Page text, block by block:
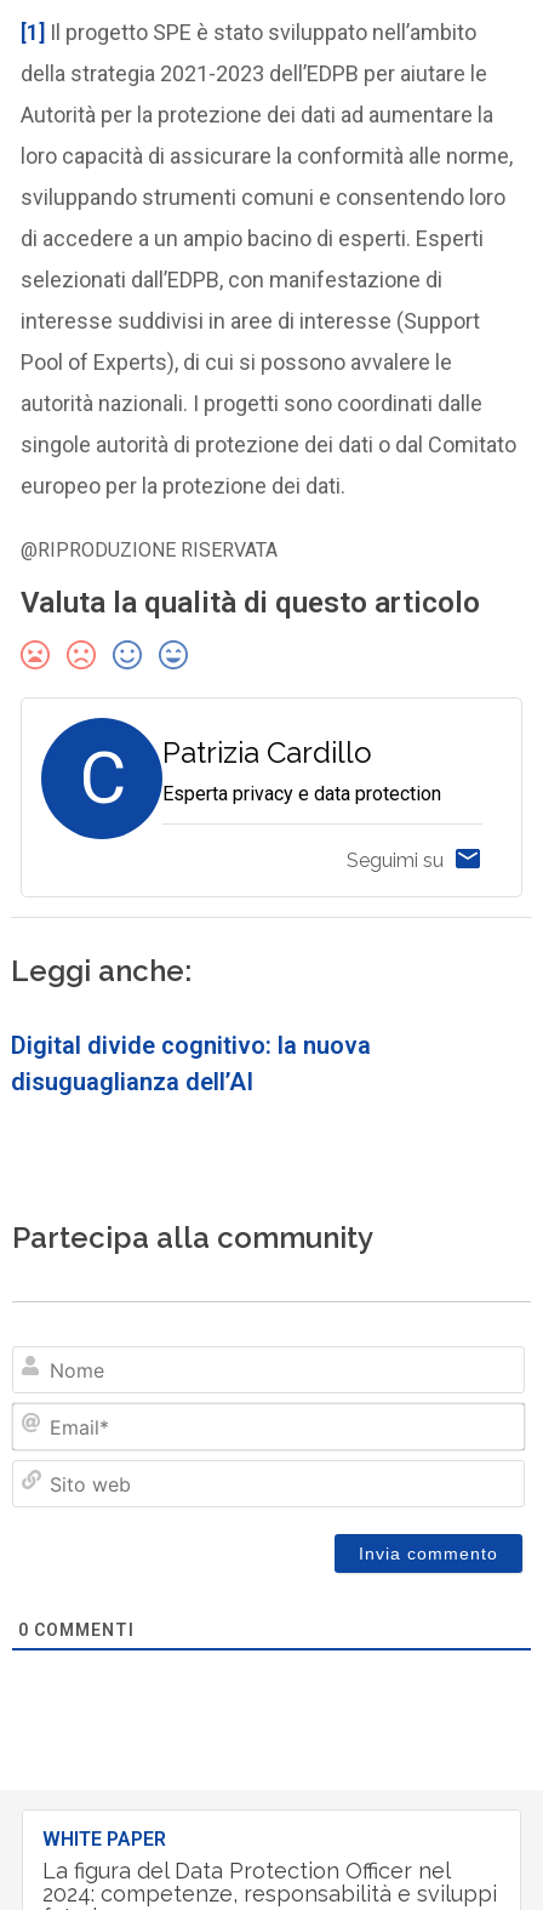
[1] Il progetto SPE è stato sviluppato nell’ambito
della strategia 2021-2023 dell’EDPB per aiutare le
Autorità per la protezione dei dati ad aumentare la
loro capacità di assicurare la conformità alle norme,
sviluppando strumenti comuni e consentendo loro
di accedere a un ampio bacino di esperti. Esperti
selezionati dall’EDPB, con manifestazione di
interesse suddivisi in aree di interesse (Support
Pool of Experts), di cui si possono avvalere le
autorità nazionali. I progetti sono coordinati dalle
singole autorità di protezione dei dati o dal Comitato
europeo per la protezione dei dati.
@RIPRODUZIONE RISERVATA
Valuta la qualità di questo articolo
C Patrizia Cardillo
Esperta privacy e data protection
Seguimi su
Leggi anche:
Digital divide cognitivo: la nuova
disuguaglianza dell’AI
Partecipa alla community
0 COMMENTI
WHITE PAPER
La figura del Data Protection Officer nel
2024: competenze, responsabilità e sviluppi